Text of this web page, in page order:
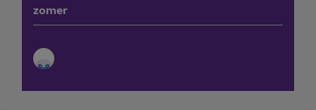
zomer